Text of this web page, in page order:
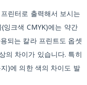
린터로 출력해서 보시는
잉크색 CMYK)에는 약간
되는 칼라 프린트도 옵셋
의 차이가 있습니다. 특히
)에 의한 색의 차이도 발